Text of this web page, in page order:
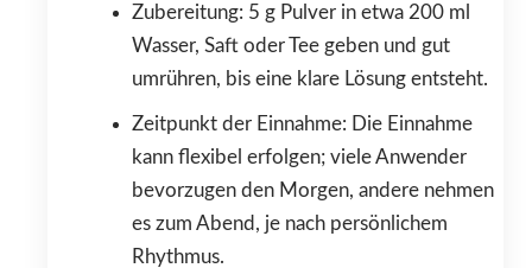
Zubereitung: 5 g Pulver in etwa 200 ml
Wasser, Saft oder Tee geben und gut
umrühren, bis eine klare Lösung entsteht.
Zeitpunkt der Einnahme: Die Einnahme
kann flexibel erfolgen; viele Anwender
bevorzugen den Morgen, andere nehmen
es zum Abend, je nach persönlichem
Rhythmus.